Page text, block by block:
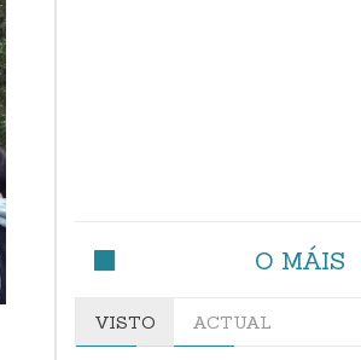
O MÁIS
VISTO ACTUAL